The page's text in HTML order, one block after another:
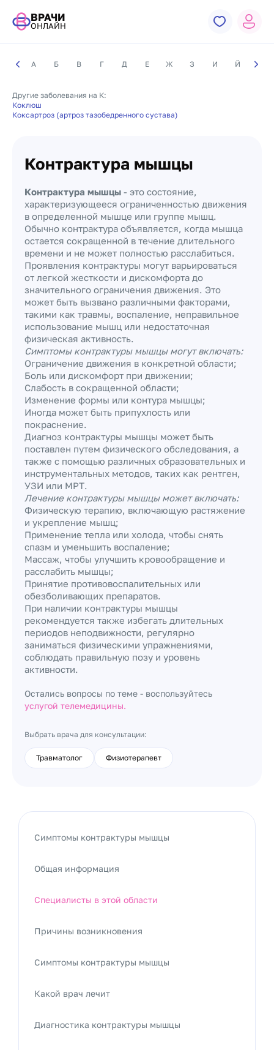
ВРАЧИ
ОНЛАЙН
А Б В Г Д Е Ж З И Й К
Другие заболевания на К:
Коклюш
Коксартроз (артроз тазобедренного сустава)
Контрактура мышцы
Контрактура мышцы - это состояние,
характеризующееся ограниченностью движения
в определенной мышце или группе мышц.
Обычно контрактура объявляется, когда мышца
остается сокращенной в течение длительного
времени и не может полностью расслабиться.
Проявления контрактуры могут варьироваться
от легкой жесткости и дискомфорта до
значительного ограничения движения. Это
может быть вызвано различными факторами,
такими как травмы, воспаление, неправильное
использование мышц или недостаточная
физическая активность.
Симптомы контрактуры мышцы могут включать:
Ограничение движения в конкретной области;
Боль или дискомфорт при движении;
Слабость в сокращенной области;
Изменение формы или контура мышцы;
Иногда может быть припухлость или
покраснение.
Диагноз контрактуры мышцы может быть
поставлен путем физического обследования, а
также с помощью различных образовательных и
инструментальных методов, таких как рентген,
УЗИ или МРТ.
Лечение контрактуры мышцы может включать:
Физическую терапию, включающую растяжение
и укрепление мышц;
Применение тепла или холода, чтобы снять
спазм и уменьшить воспаление;
Массаж, чтобы улучшить кровообращение и
расслабить мышцы;
Принятие противовоспалительных или
обезболивающих препаратов.
При наличии контрактуры мышцы
рекомендуется также избегать длительных
периодов неподвижности, регулярно
заниматься физическими упражнениями,
соблюдать правильную позу и уровень
активности.
Остались вопросы по теме - воспользуйтесь
услугой телемедицины.
Выбрать врача для консультации:
Травматолог Физиотерапевт
Симптомы контрактуры мышцы
Общая информация
Специалисты в этой области
Причины возникновения
Симптомы контрактуры мышцы
Какой врач лечит
Диагностика контрактуры мышцы